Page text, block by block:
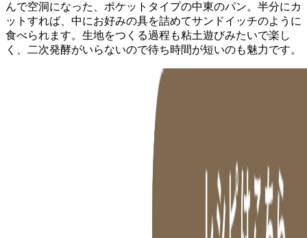
んで空洞になった、ポケットタイプの中東のパン。半分にカ
ットすれば、中にお好みの具を詰めてサンドイッチのように
食べられます。生地をつくる過程も粘土遊びみたいで楽し
く、二次発酵がいらないので待ち時間が短いのも魅力です。